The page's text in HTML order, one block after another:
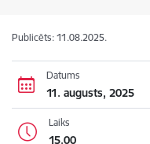
Publicēts: 11.08.2025.
Datums
11. augusts, 2025
Laiks
15.00